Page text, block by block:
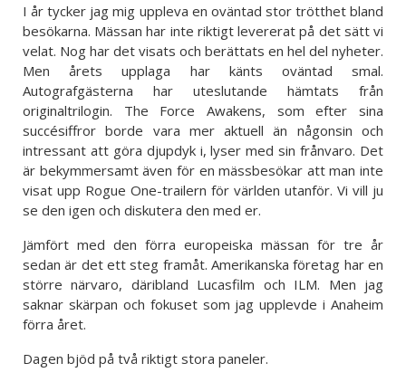
I år tycker jag mig uppleva en oväntad stor trötthet bland
besökarna. Mässan har inte riktigt levererat på det sätt vi
velat. Nog har det visats och berättats en hel del nyheter.
Men årets upplaga har känts oväntad smal.
Autografgästerna har uteslutande hämtats från
originaltrilogin. The Force Awakens, som efter sina
succésiffror borde vara mer aktuell än någonsin och
intressant att göra djupdyk i, lyser med sin frånvaro. Det
är bekymmersamt även för en mässbesökar att man inte
visat upp Rogue One-trailern för världen utanför. Vi vill ju
se den igen och diskutera den med er.
Jämfört med den förra europeiska mässan för tre år
sedan är det ett steg framåt. Amerikanska företag har en
större närvaro, däribland Lucasfilm och ILM. Men jag
saknar skärpan och fokuset som jag upplevde i Anaheim
förra året.
Dagen bjöd på två riktigt stora paneler.